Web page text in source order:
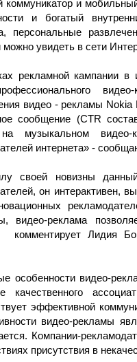
и
и богатый
персональные
можно увидеть в сети
рекламной кампании в
видео - рекламы Nokia
сообщение (СТR
музыкальном видео-
интернета» -
своей новизны
он интерактивен,
видео-реклама
комментирует Лидия
особенности видео-
качественного
эффективной
видео-рекламы
Компании-
присутствия в